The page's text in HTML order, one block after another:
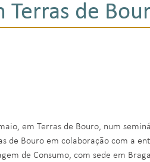
Terras de
em Terras de Bouro, num
de Bouro em colaboração com a
de Consumo, com sede em